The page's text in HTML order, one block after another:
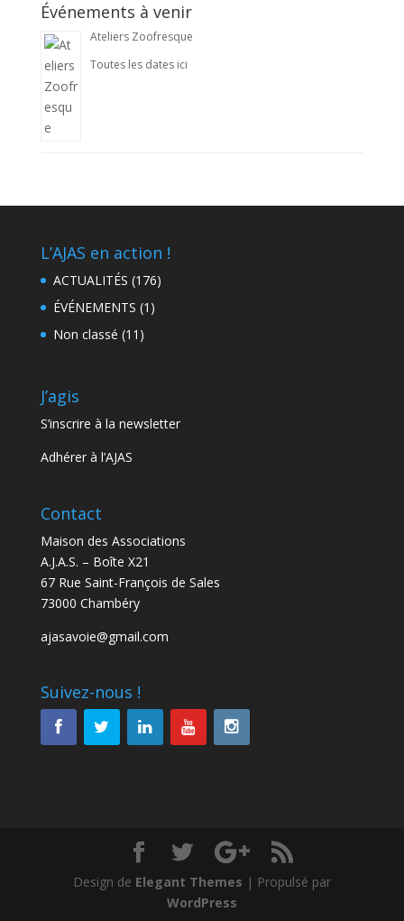
Événements à venir
Ateliers Zoofresque
Toutes les dates ici
L’AJAS en action !
ACTUALITÉS (176)
ÉVÉNEMENTS (1)
Non classé (11)
J’agis
S’inscrire à la newsletter
Adhérer à l’AJAS
Contact
Maison des Associations
A.J.A.S. – Boîte X21
67 Rue Saint-François de Sales
73000 Chambéry
ajasavoie@gmail.com
Suivez-nous !
Design de Elegant Themes | Propulsé par
WordPress